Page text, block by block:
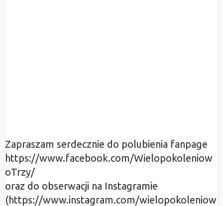
Zapraszam serdecznie do polubienia fanpage
https://www.facebook.com/Wielopokoleniow
oTrzy/
oraz do obserwacji na Instagramie
(https://www.instagram.com/wielopokoleniow